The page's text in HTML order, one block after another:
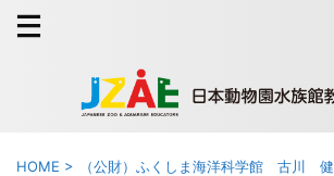
HOME > （公財）ふくしま海洋科学館 古川 健